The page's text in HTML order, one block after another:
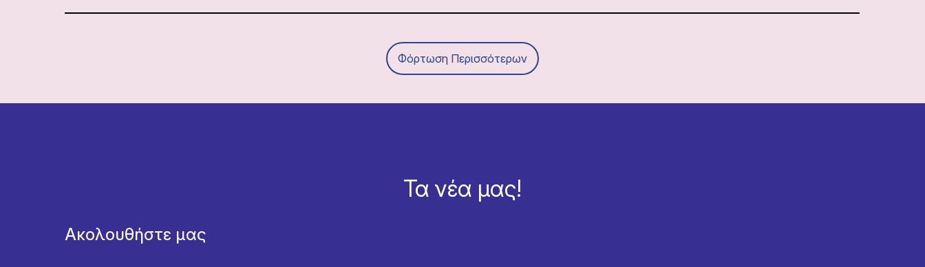
Φόρτωση Περισσότερων
Τα νέα μας!
Ακολουθήστε μας